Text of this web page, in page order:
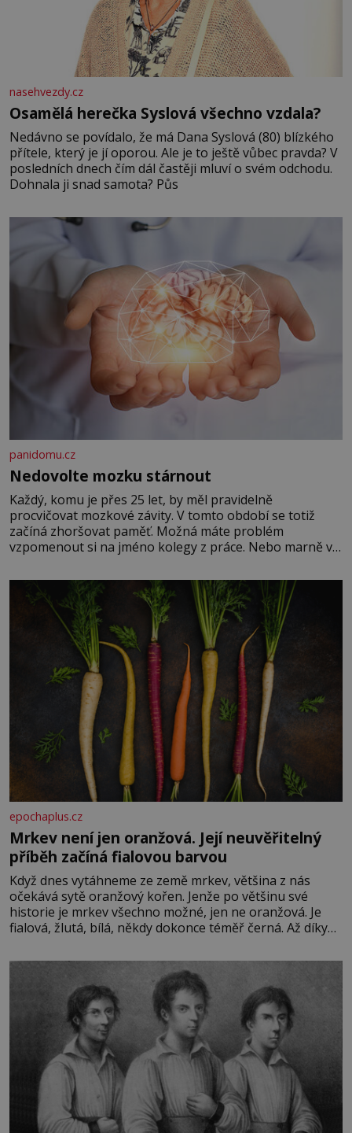
nasehvezdy.cz
Osamělá herečka Syslová všechno vzdala?
Nedávno se povídalo, že má Dana Syslová (80) blízkého
přítele, který je jí oporou. Ale je to ještě vůbec pravda? V
posledních dnech čím dál častěji mluví o svém odchodu.
Dohnala ji snad samota? Půs
panidomu.cz
Nedovolte mozku stárnout
Každý, komu je přes 25 let, by měl pravidelně
procvičovat mozkové závity. V tomto období se totiž
začíná zhoršovat paměť. Možná máte problém
vzpomenout si na jméno kolegy z práce. Nebo marně v
Je to opravdu tak, s věkem jako kdyby se paměť
rozhodla stávkovat. Cvičte
epochaplus.cz
Mrkev není jen oranžová. Její neuvěřitelný
příběh začíná fialovou barvou
Když dnes vytáhneme ze země mrkev, většina z nás
očekává sytě oranžový kořen. Jenže po většinu své
historie je mrkev všechno možné, jen ne oranžová. Je
fialová, žlutá, bílá, někdy dokonce téměř černá. Až díky
bez které si českou zahradu ani nedokážeme představit.